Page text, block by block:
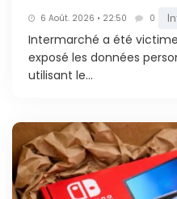
6 Août. 2026 • 22:50 0
Intermarché a été
exposé les données
utilisant le...